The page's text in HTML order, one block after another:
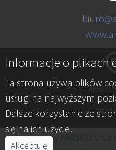
Informacje o plikach
Ta strona używa plików
usługi na najwyższym
Dalsze korzystanie ze
się na ich użycie.
Akceptuję
ARISCO
al.
90-
Powered by RISCO Sp.